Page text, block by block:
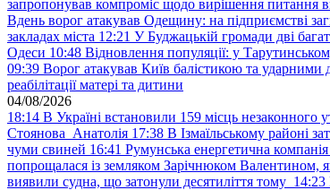
запропонував компроміс щодо вирішення питання
Вдень ворог атакував Одещину: на підприємстві
закладах міста 12:21 У Буджацькій громади дві
Одеси 10:48 Відновлення популяції: у
09:39 Ворог атакував Київ балістикою та ударними
реабілітації матері та дитини
04/08/2026
18:14 В Україні встановили 159 місць незаконного
Стоянова Анатолія 17:38 В Ізмаїльському районі
чуми свиней 16:41 Румунська енергетична
попрощалася із земляком Зарічнюком Валентином,
виявили судна, що затонули десятиліття тому 14:23